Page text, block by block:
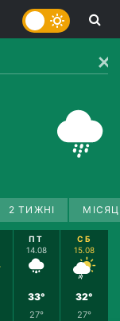
2 ТИЖНІ
ПТ
14.08
33°
27°
СБ
15.08
32°
27°